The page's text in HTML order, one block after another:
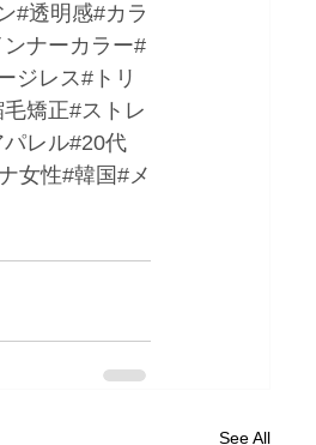
#透明感#カラ
ナーカラー#
ジレス#トリ
矯正#ストレ
レル#20代
女性#韓国#メ
See All